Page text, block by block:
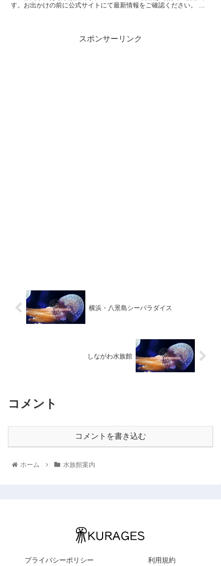
す。お出かけの前に公式サイトにて最新情報をご確認ください。 伊
スポンサーリンク
横浜・八景島シーパラダイス
しながわ水族館
コメント
コメントを書き込む
ホーム 水族館案内
プライバシーポリシー 利用規約